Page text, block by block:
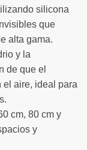
silicona
que
alta gama.
y la
de que el
el aire, ideal para
cm, 80 cm y
y